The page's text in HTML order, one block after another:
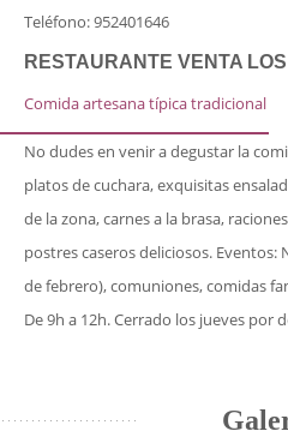
Teléfono: 952401646
RESTAURANTE VENTA
Comida artesana típica tradicional
No dudes en venir a degustar la
platos de cuchara, exquisitas
de la zona, carnes a la brasa,
postres caseros deliciosos. Eventos:
de febrero), comuniones, comidas
De 9h a 12h. Cerrado los jueves por